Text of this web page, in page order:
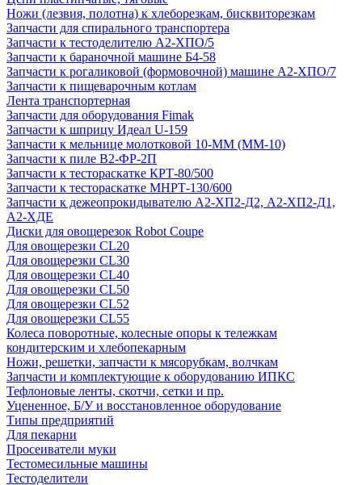
Ножи (лезвия, полотна) к хлеборезкам, бисквиторезкам
Запчасти для спирального транспортера
Запчасти к тестоделителю А2-ХПО/5
Запчасти к бараночной машине Б4-58
Запчасти к рогаликовой (формовочной) машине А2-ХПО/7
Запчасти к пищеварочным котлам
Лента транспортерная
Запчасти для оборудования Fimak
Запчасти к шприцу Идеал U-159
Запчасти к мельнице молотковой 10-ММ (ММ-10)
Запчасти к пиле В2-ФР-2П
Запчасти к тестораскатке КРТ-80/500
Запчасти к тестораскатке МНРТ-130/600
Запчасти к деже­опрокидывателю А2-ХП2-Д2, А2-ХП2-Д1,
А2-ХДЕ
Диски для овощерезок Robot Coupe
Для овощерезки CL20
Для овощерезки CL30
Для овощерезки CL40
Для овощерезки CL50
Для овощерезки CL52
Для овощерезки CL55
Колеса поворотные, колесные опоры к тележкам
кондитерским и хлебопекарным
Ножи, решетки, запчасти к мясорубкам, волчкам
Запчасти и комплектующие к оборудованию ИПКС
Тефлоновые ленты, скотчи, сетки и пр.
Уцененное, Б/У и восстановленное оборудование
Типы предприятий
Для пекарни
Просеиватели муки
Тестомесильные машины
Тестоделители